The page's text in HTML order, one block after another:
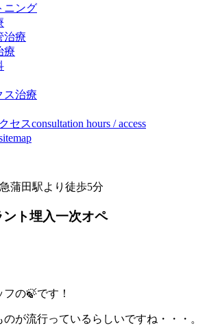
ニング
治療
療
ス治療
セスconsultation hours / access
蒲田駅より徒歩5分
ト埋入一次オペ
の🍃です！
が流行っているらしいですね・・・。